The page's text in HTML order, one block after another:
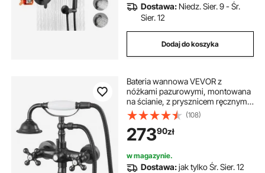
Dostawa: Niedz. Sier. 9 - Śr.
Sier. 12
Dodaj do koszyka
Bateria wannowa VEVOR z
nóżkami pazurowymi, montowana
na ścianie, z prysznicem ręcznym,
bateria wannowa w stylu vintage z
regulowanymi ramionami
obrotowymi i wylewką obrotową
360°, zestaw prysznicowy z
baterią, zestaw natryskowy do
wanny, brąz olejowany
(108)
27390zł
w magazynie.
Dostawa:jak tylko Śr. Sier. 12